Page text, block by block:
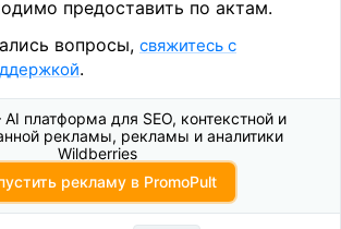
предоставить по актам.
вопросы, свяжитесь с
.
платформа для SEO, контекстной и
рекламы, рекламы и аналитики
Wildberries
рекламу в PromoPult